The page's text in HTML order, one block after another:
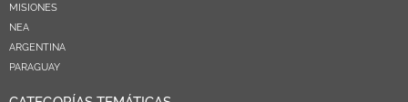
MISIONES
NEA
ARGENTINA
PARAGUAY